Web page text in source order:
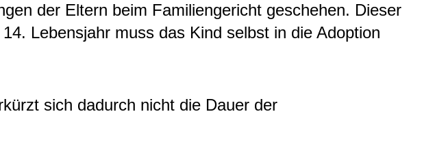
der Eltern beim Familiengericht geschehen. Dieser
Lebensjahr muss das Kind selbst in die Adoption
sich dadurch nicht die Dauer der